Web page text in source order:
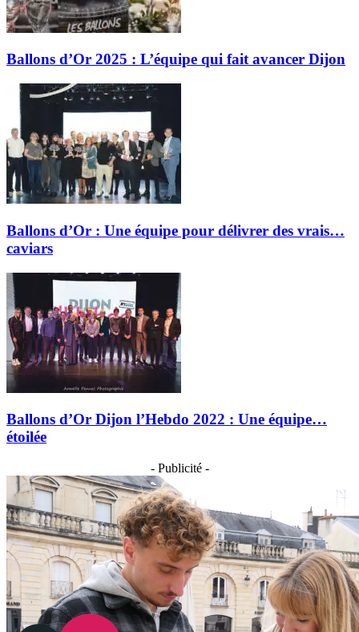
Ballons d’Or 2025 : L’équipe qui fait avancer Dijon
Ballons d’Or : Une équipe pour délivrer des vrais…
caviars
Ballons d’Or Dijon l’Hebdo 2022 : Une équipe…
étoilée
- Publicité -